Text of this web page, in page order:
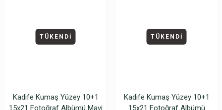
TÜKENDİ
Kadife Kumaş Yüzey 10+1
15x21 Fotoğraf Albümü Mavi
TÜKENDİ
Kadife Kumaş Yüzey 10+1
15x21 Fotoğraf Albümü